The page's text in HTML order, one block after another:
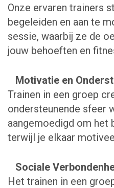
Onze ervaren trainers
begeleiden en aan te
sessie, waarbij ze de
jouw behoeften en
Motivatie en
Trainen in een groep
ondersteunende sfeer
aangemoedigd om het
terwijl je elkaar
Sociale
Het trainen in een